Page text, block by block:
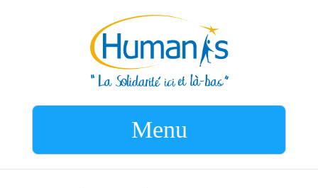
Menu